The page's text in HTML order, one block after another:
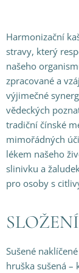
Harmonizační
stravy, který
našeho
zpracované a
výjimečné
vědeckých
tradiční čínské
mimořádných
lékem našeho
slinivku a
pro osoby s
Sušené
hruška sušená –